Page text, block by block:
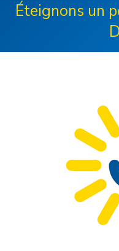
Éteignons un